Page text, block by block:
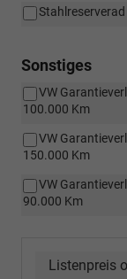
Sonstiges
VW
100.000 Km
VW
150.000 Km
VW
90.000 Km
Listenpreis